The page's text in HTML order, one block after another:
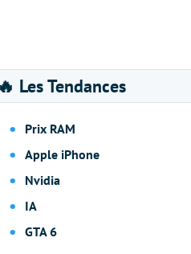
🔥 Les Tendances
Prix RAM
Apple iPhone
Nvidia
IA
GTA 6